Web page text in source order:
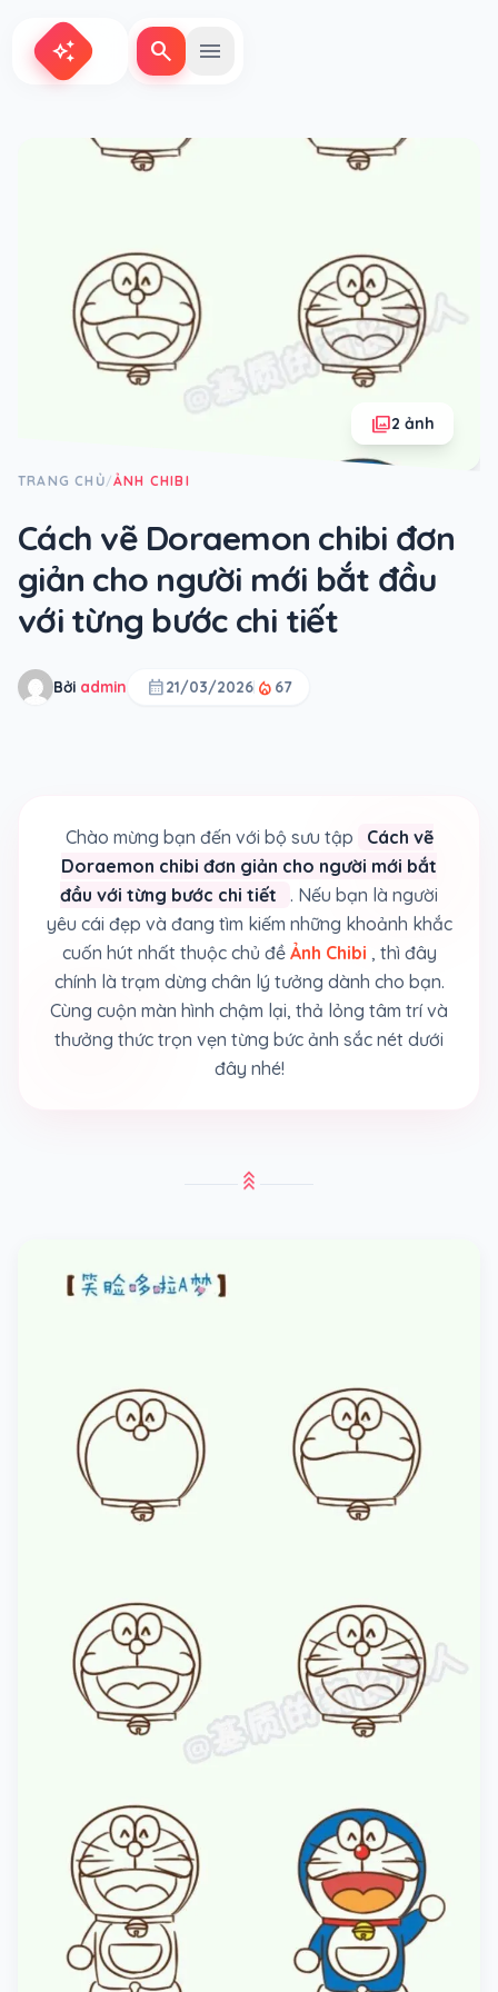
auto_awesome search menu
TRANG CHỦ/ẢNH CHIBI
Cách vẽ Doraemon chibi đơn
giản cho người mới bắt đầu
với từng bước chi tiết
Bởi admin calendar_month21/03/2026 local_fire_department 67
photo_library2 ảnh
Chào mừng bạn đến với bộ sưu tập
Cách vẽ
Doraemon chibi đơn giản cho người mới bắt
đầu với từng bước chi tiết
. Nếu bạn là người
yêu cái đẹp và đang tìm kiếm những khoảnh khắc
cuốn hút nhất thuộc chủ đề Ảnh Chibi , thì đây
chính là trạm dừng chân lý tưởng dành cho bạn.
Cùng cuộn màn hình chậm lại, thả lỏng tâm trí và
thưởng thức trọn vẹn từng bức ảnh sắc nét dưới
đây nhé!
stat_3